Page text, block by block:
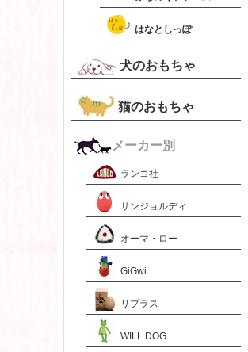
はなとしっぽ
犬のおもちゃ
猫のおもちゃ
メーカー別
ランコ社
サンジョルディ
オーマ・ロー
GiGwi
リプラス
WILL DOG